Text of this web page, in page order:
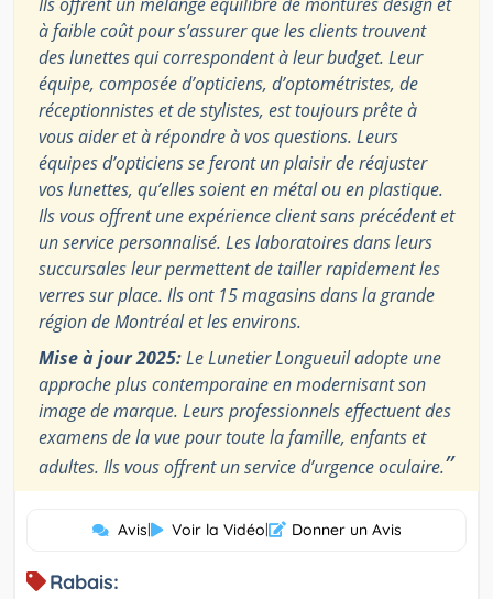
à faible coût pour s’assurer que les clients trouvent
des lunettes qui correspondent à leur budget. Leur
équipe, composée d’opticiens, d’optométristes, de
réceptionnistes et de stylistes, est toujours prête à
vous aider et à répondre à vos questions. Leurs
équipes d’opticiens se feront un plaisir de réajuster
vos lunettes, qu’elles soient en métal ou en plastique.
Ils vous offrent une expérience client sans précédent et
un service personnalisé. Les laboratoires dans leurs
succursales leur permettent de tailler rapidement les
verres sur place. Ils ont 15 magasins dans la grande
région de Montréal et les environs.
Mise à jour 2025:Le Lunetier Longueuil adopte une
approche plus contemporaine en modernisant son
image de marque. Leurs professionnels effectuent des
examens de la vue pour toute la famille, enfants et
adultes. Ils vous offrent un service d’urgence oculaire.”
Avis| Voir la Vidéo| Donner un Avis
Rabais: